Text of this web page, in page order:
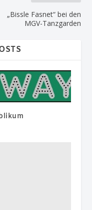
„Bissle Fasnet“ bei den
MGV-Tanzgarden